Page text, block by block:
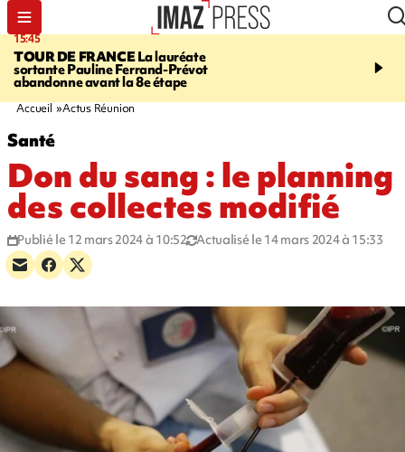
15:45
TOUR DE FRANCELa lauréate
sortante Pauline Ferrand-Prévot
abandonne avant la 8e étape
20:17
routière, concours de
Accueil Actus Réunion
Santé
Don du sang : le planning
des collectes modifié
Publié le 12 mars 2024 à 10:52 Actualisé le 14 mars 2024 à 15:33